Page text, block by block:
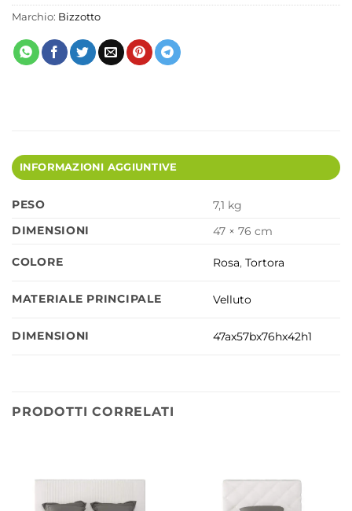
Marchio: Bizzotto
INFORMAZIONI AGGIUNTIVE
PESO
7,1 kg
DIMENSIONI
47 × 76 cm
COLORE Rosa,Tortora
MATERIALE PRINCIPALE Velluto
DIMENSIONI 47ax57bx76hx42h1
PRODOTTI CORRELATI